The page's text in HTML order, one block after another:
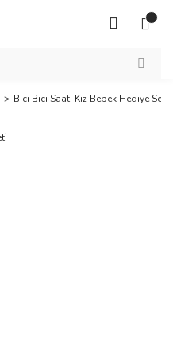
Bıcı Bıcı Saati Kız Bebek Hediye